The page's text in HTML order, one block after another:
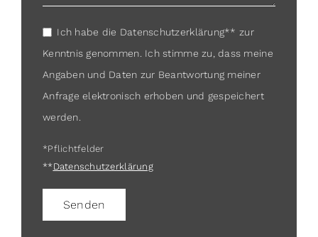
Ich habe die Datenschutzerklärung** zur
Kenntnis genommen. Ich stimme zu, dass meine
Angaben und Daten zur Beantwortung meiner
Anfrage elektronisch erhoben und gespeichert
werden.
*Pflichtfelder
**Datenschutzerklärung